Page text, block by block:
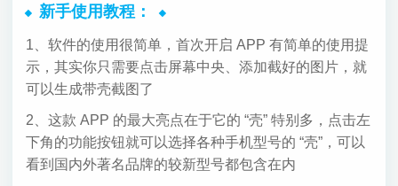
新手使用教程：
1、软件的使用很简单，首次开启 APP 有简单的使用提
示，其实你只需要点击屏幕中央、添加截好的图片，就
可以生成带壳截图了
2、这款 APP 的最大亮点在于它的 “壳” 特别多，点击左
下角的功能按钮就可以选择各种手机型号的 “壳”，可以
看到国内外著名品牌的较新型号都包含在内